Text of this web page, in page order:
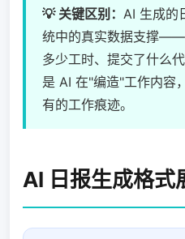
💡 关键区别： AI 生成的
统中的真实数据支撑——
多少工时、提交了什么
是 AI 在"编造"工作内容
有的工作痕迹。
AI 日报生成格式